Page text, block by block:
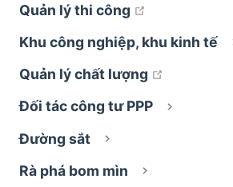
Quản lý thi công
Khu công nghiệp, khu kinh tế
Quản lý chất lượng
open in
Đối tác công tư PPP
Đường sắt
Rà phá bom mìn